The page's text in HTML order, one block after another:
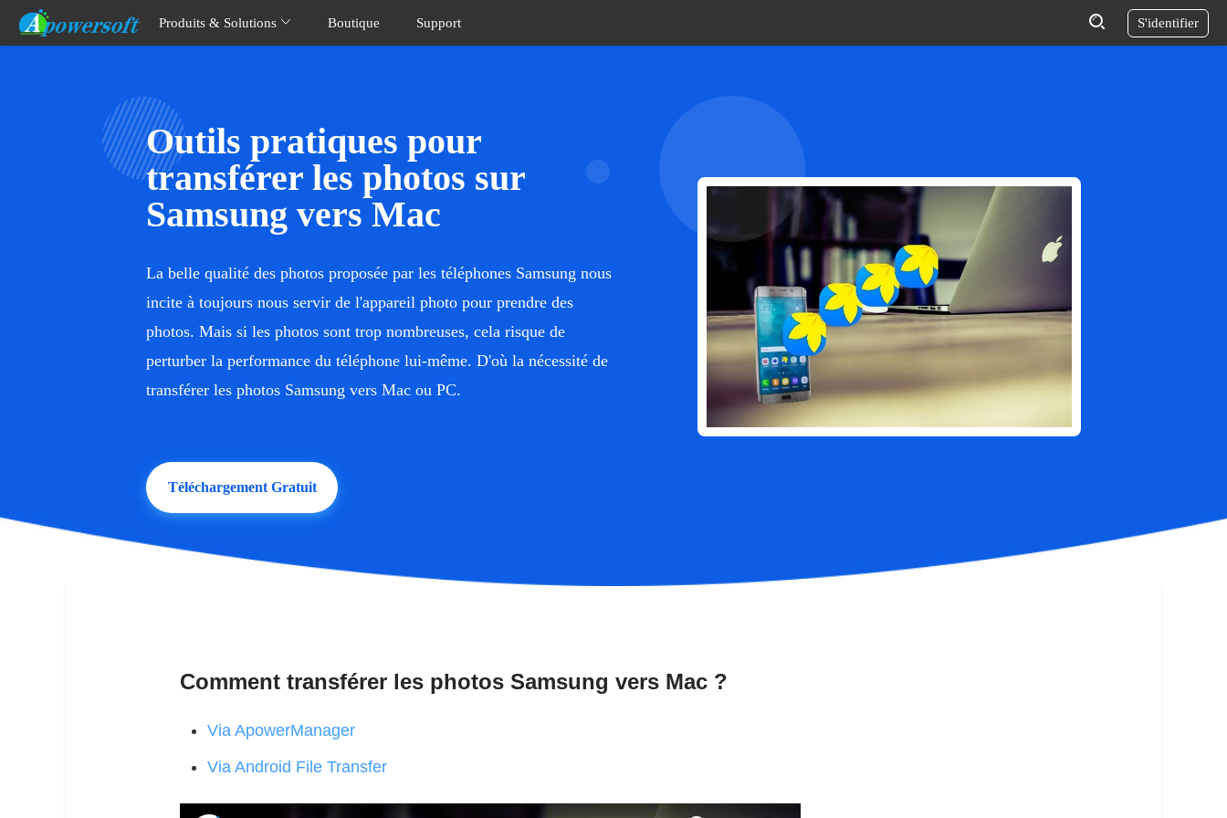
Produits & Solutions Boutique Support S'identifier
Outils pratiques pour
transférer les photos sur
Samsung vers Mac
La belle qualité des photos proposée par les téléphones Samsung nous
incite à toujours nous servir de l'appareil photo pour prendre des
photos. Mais si les photos sont trop nombreuses, cela risque de
perturber la performance du téléphone lui-même. D'où la nécessité de
transférer les photos Samsung vers Mac ou PC.
Téléchargement Gratuit
Comment transférer les photos Samsung vers Mac ?
Via ApowerManager
Via Android File Transfer